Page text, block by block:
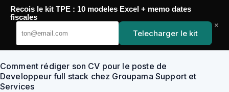
Passer
contenu
YoupiJobs
Comment rédiger son CV pour le poste de
Developpeur full stack chez Groupama Support et
Services
Recois le kit TPE : 10 modeles Excel + memo dates
fiscales
Telecharger le kit
×